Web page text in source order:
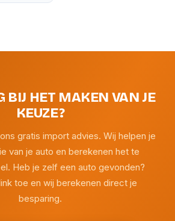
BIJ HET MAKEN VAN JE
KEUZE?
gratis import advies. Wij helpen je
van je auto en berekenen het te
Heb je zelf een auto gevonden?
toe en wij berekenen direct je
besparing.